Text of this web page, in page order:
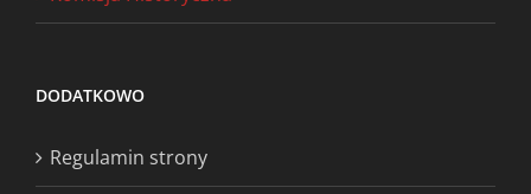
DODATKOWO
Regulamin strony